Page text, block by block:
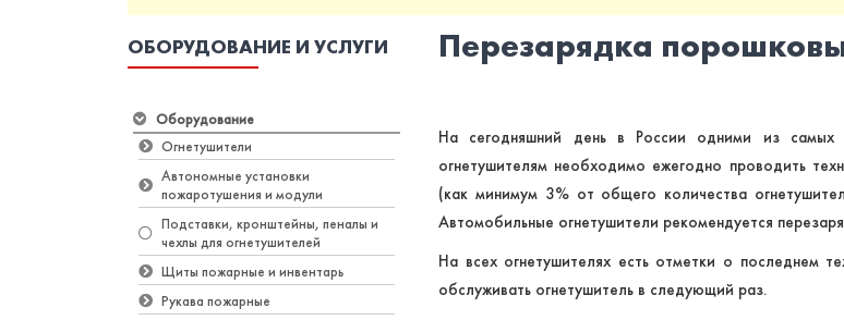
ОБОРУДОВАНИЕ И УСЛУГИ
Оборудование
Огнетушители
Автономные установки
пожаротушения и модули
Подставки, кронштейны, пеналы и
чехлы для огнетушителей
Щиты пожарные и инвентарь
Рукава пожарные
Перезарядка
На сегодняшний день в России одними из самых
огнетушителям необходимо ежегодно проводить
(как минимум 3% от общего количества
Автомобильные огнетушители рекомендуется
На всех огнетушителях есть отметки о последнем
обслуживать огнетушитель в следующий раз.